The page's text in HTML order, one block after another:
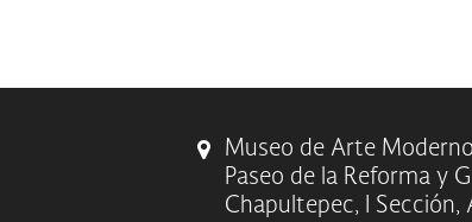
Museo de Arte Moderno
Paseo de la Reforma y
Chapultepec, I Sección,